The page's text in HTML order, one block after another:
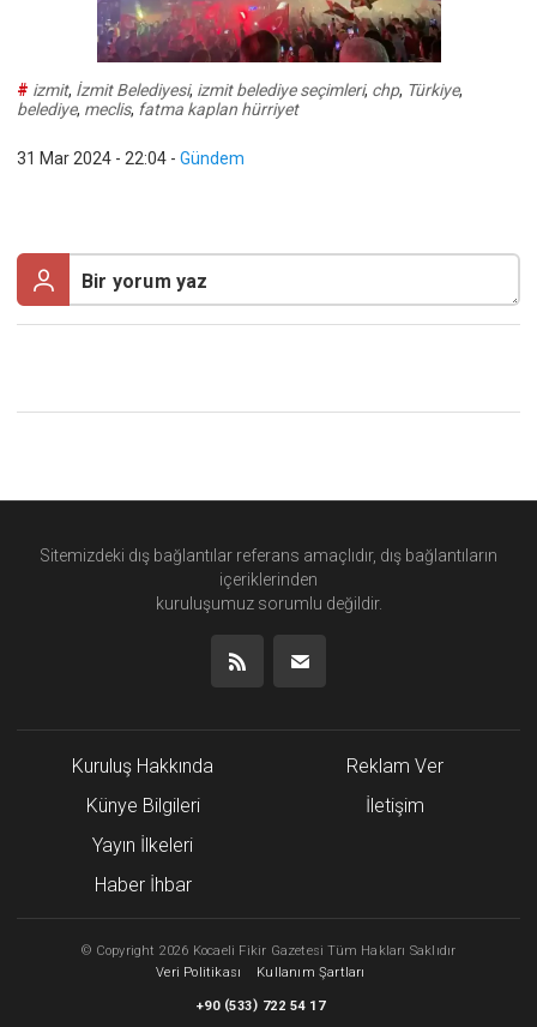
# izmit, İzmit Belediyesi, izmit belediye seçimleri, chp, Türkiye,
belediye, meclis, fatma kaplan hürriyet
31 Mar 2024 - 22:04 - Gündem
Sitemizdeki dış bağlantılar referans amaçlıdır, dış bağlantıların
içeriklerinden
kuruluşumuz sorumlu değildir.
Kuruluş Hakkında
Künye Bilgileri
Yayın İlkeleri
Haber İhbar
Reklam Ver
İletişim
© Copyright 2026 Kocaeli Fikir Gazetesi Tüm Hakları Saklıdır
Veri Politikası
Kullanım Şartları
+90 (533) 722 54 17